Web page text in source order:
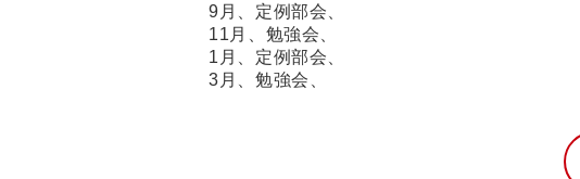
9月、定例部会、
11月、勉強会、
1月、定例部会、
3月、勉強会、